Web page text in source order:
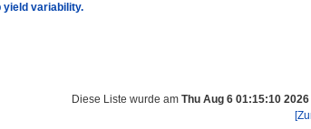
yield variability.
Diese Liste wurde am Thu Aug 6 01:15:10 2026